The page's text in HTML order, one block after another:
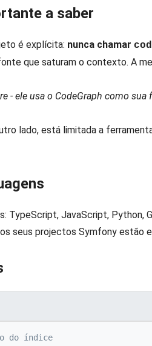
a saber
é explícita: nunca chamar
que saturam o contexto. A
- ele usa o CodeGraph como
lado, está limitada a
TypeScript, JavaScript, Python,
seus projectos Symfony estão
do índice